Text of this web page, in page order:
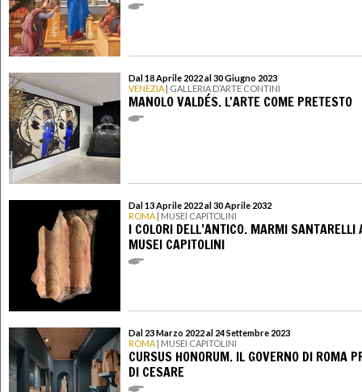
Dal 18 Aprile 2022 al 30 Giugno 2023
VENEZIA | GALLERIA D’ARTE CONTINI
MANOLO VALDÉS. L'ARTE COME PRETESTO
Dal 13 Aprile 2022 al 30 Aprile 2032
ROMA | MUSEI CAPITOLINI
I COLORI DELL’ANTICO. MARMI SANTARELLI
MUSEI CAPITOLINI
Dal 23 Marzo 2022 al 24 Settembre 2023
ROMA | MUSEI CAPITOLINI
CURSUS HONORUM. IL GOVERNO DI ROMA
DI CESARE